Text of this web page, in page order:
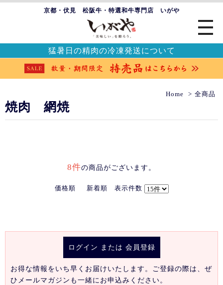
京都・伏見 松阪牛・特選和牛専門店 いがや
猛暑日の精肉の冷凍発送について
Home 全商品
焼肉 網焼
8件の商品がございます。
価格順 新着順 表示件数
ログイン または 会員登録
お得な情報をいち早くお届けいたします。ご登録の際は、ぜ
ひメールマガジンも一緒にお申込みください。